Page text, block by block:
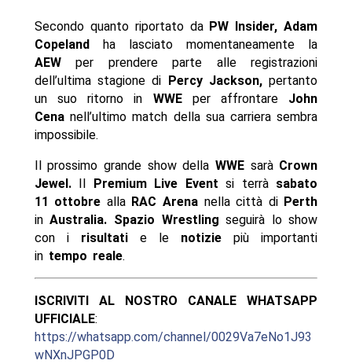
Secondo quanto riportato da PW Insider, Adam
Copeland ha lasciato momentaneamente la
AEWper prendere parte alle registrazioni
dell’ultima stagione di
Percy Jackson,pertanto
un suo ritorno in WWEper affrontare John
Cenanell’ultimo match della sua carriera sembra
impossibile.
Il prossimo grande show della WWEsarà Crown
Jewel.Il Premium Live Event si terrà sabato
11 ottobre alla RAC Arena nella città di Perth
inAustralia. Spazio Wrestling seguirà lo show
con i risultatie le notizie più importanti
in tempo reale.
ISCRIVITI AL NOSTRO CANALE WHATSAPP
UFFICIALE:
https://whatsapp.com/channel/0029Va7eNo1J93
wNXnJPGP0D